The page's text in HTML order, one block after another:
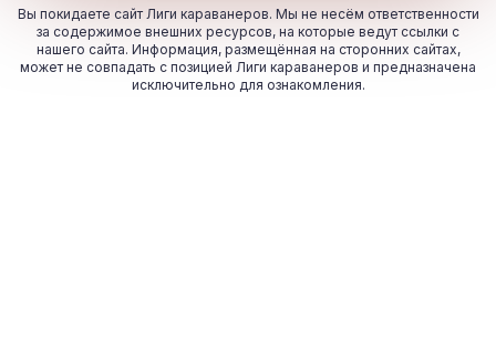
Вы покидаете сайт Лиги караванеров. Мы не несём ответственности
за содержимое внешних ресурсов, на которые ведут ссылки с
нашего сайта. Информация, размещённая на сторонних сайтах,
может не совпадать с позицией Лиги караванеров и предназначена
исключительно для ознакомления.